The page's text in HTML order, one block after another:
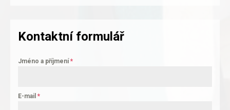
Kontaktní formulář
Jméno a příjmení *
E-mail *